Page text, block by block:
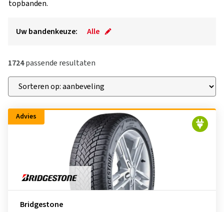
topbanden.
Uw bandenkeuze: Alle
1724passende resultaten
Advies
Bridgestone